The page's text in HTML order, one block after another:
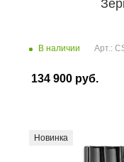
В наличии Арт.:
134 900 руб.
Новинка